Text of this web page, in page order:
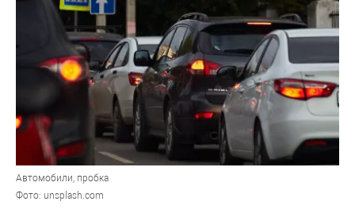
Автомобили, пробка
Фото: unsplash.com